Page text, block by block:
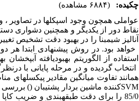
چکیده:
(۶۸۸۴ مشاهده)
عواملی هم­چون وجود اسپکل­ها در تصاویر ،
نقاط دور از یکدیگر و هم­چنین دشواری
آنالیز شی­مبنا را در بهبود دقت تشخیص
خواهد بود. در روش پیشنهادی ابتدا هر
استفاده از الگوریتم بهبودیافته
انتخاب گردیده و در مرحله پایانی با
همانند تفاوت میانگین مقادیر پیکسل­های
کننده ماشین بردار پشتیبان (SVM
85/0 را برای دقت ­طبقه­بندی و ضریب